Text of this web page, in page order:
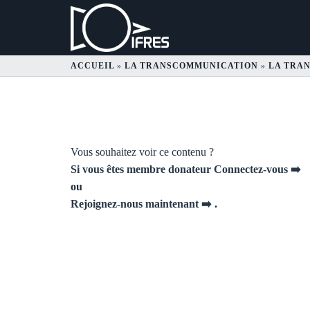
ACCUEIL » LA TRANSCOMMUNICATION » LA
Vous souhaitez voir ce contenu ?
Si vous êtes membre donateur Connectez-vous ➡️
ou
Rejoignez-nous maintenant ➡️ .